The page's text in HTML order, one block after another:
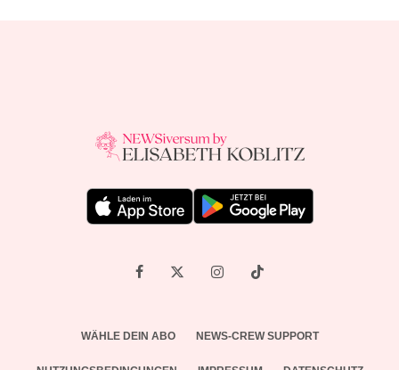
WÄHLE DEIN ABO NEWS-CREW SUPPORT